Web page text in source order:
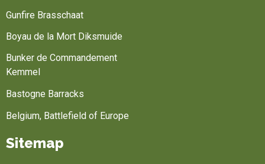
Gunfire Brasschaat
Boyau de la Mort Diksmuide
Bunker de Commandement
Kemmel
Bastogne Barracks
Belgium, Battlefield of Europe
Sitemap